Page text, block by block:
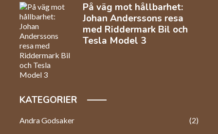
På väg mot hållbarhet:
Johan Anderssons resa
med Riddermark Bil och
Tesla Model 3
KATEGORIER
Andra Godsaker (2)